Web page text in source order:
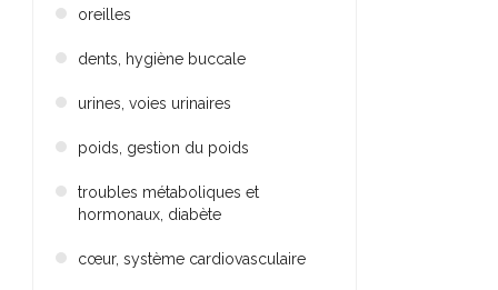
oreilles
dents, hygiène buccale
urines, voies urinaires
poids, gestion du poids
troubles métaboliques et
hormonaux, diabète
cœur, système cardiovasculaire